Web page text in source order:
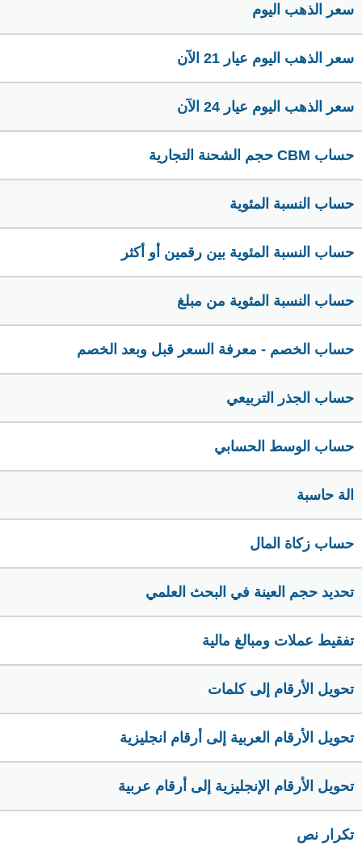
سعر الذهب اليوم
سعر الذهب اليوم عيار 21 الآن
سعر الذهب اليوم عيار 24 الآن
حساب CBM حجم الشحنة التجارية
حساب النسبة المئوية
حساب النسبة المئوية بين رقمين أو أكثر
حساب النسبة المئوية من مبلغ
حساب الخصم - معرفة السعر قبل وبعد الخصم
حساب الجذر التربيعي
حساب الوسط الحسابي
الة حاسبة
حساب زكاة المال
تحديد حجم العينة في البحث العلمي
تفقيط عملات ومبالغ مالية
تحويل الأرقام إلى كلمات
تحويل الأرقام العربية إلى أرقام انجليزية
تحويل الأرقام الإنجليزية إلى أرقام عربية
تكرار نص